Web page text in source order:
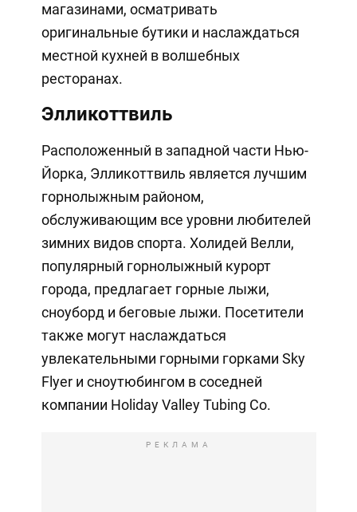
магазинами, осматривать
оригинальные бутики и наслаждаться
местной кухней в волшебных
ресторанах.
Элликоттвиль
Расположенный в западной части Нью-
Йорка, Элликоттвиль является лучшим
горнолыжным районом,
обслуживающим все уровни любителей
зимних видов спорта. Холидей Велли,
популярный горнолыжный курорт
города, предлагает горные лыжи,
сноуборд и беговые лыжи. Посетители
также могут наслаждаться
увлекательными горными горками Sky
Flyer и сноутюбингом в соседней
компании Holiday Valley Tubing Co.
РЕКЛАМА